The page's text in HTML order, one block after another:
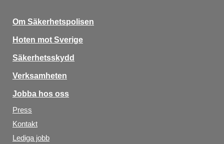
Om Säkerhetspolisen
Hoten mot Sverige
Säkerhetsskydd
Verksamheten
Jobba hos oss
Press
Kontakt
Lediga jobb